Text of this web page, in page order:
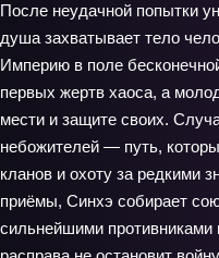
После неудачной попытки
душа захватывает тело
Империю в поле
первых жертв хаоса, а
мести и защите своих.
небожителей — путь,
кланов и охоту за редкими
приёмы, Синхэ собирает
сильнейшими противниками